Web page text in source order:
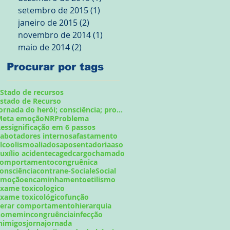
setembro de 2015(1)
janeiro de 2015(2)
novembro de 2014(1)
maio de 2014(2)
Procurar por tags
de recursos
de Recurso
Jornada do herói; consciência; problema;
emoçãoNRProblema
em 6 passos
internosafastamento
aliadosaposentadoriaaso
acidentecagedcargochamado
congruênica
contrane-SocialeSocial
encaminhamentoetilismo
toxicologico
toxicológicofunção
comportamentohierarquia
incongruênciainfecção
jornajornada